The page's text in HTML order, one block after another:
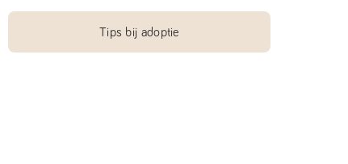
Tips bij adoptie